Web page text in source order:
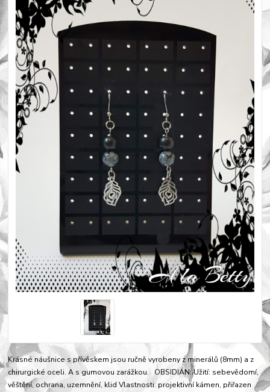
Krásné náušnice s přívěskem jsou ručně vyrobeny z minerálů (8mm) a z
chirurgické oceli. A s gumovou zarážkou. OBSIDIÁN: Užití: sebevědomí,
věštění, ochrana, uzemnění, klid Vlastnosti: projektivní kámen, přiřazen